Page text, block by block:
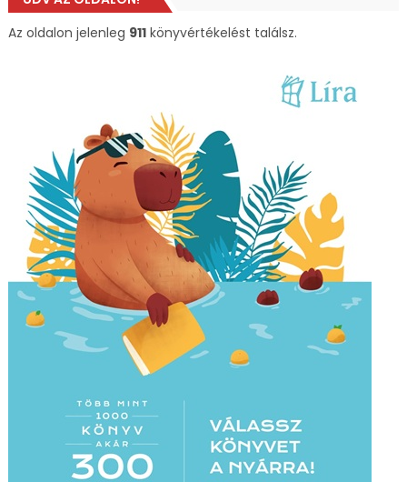
Az oldalon jelenleg 911könyvértékelést találsz.